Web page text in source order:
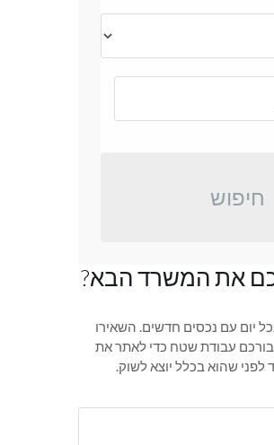
חיפוש
את המשרד הבא?
יום עם נכסים חדשים. השאירו
עבודת שטח כדי לאתר את
שהוא בכלל יוצא לשוק.